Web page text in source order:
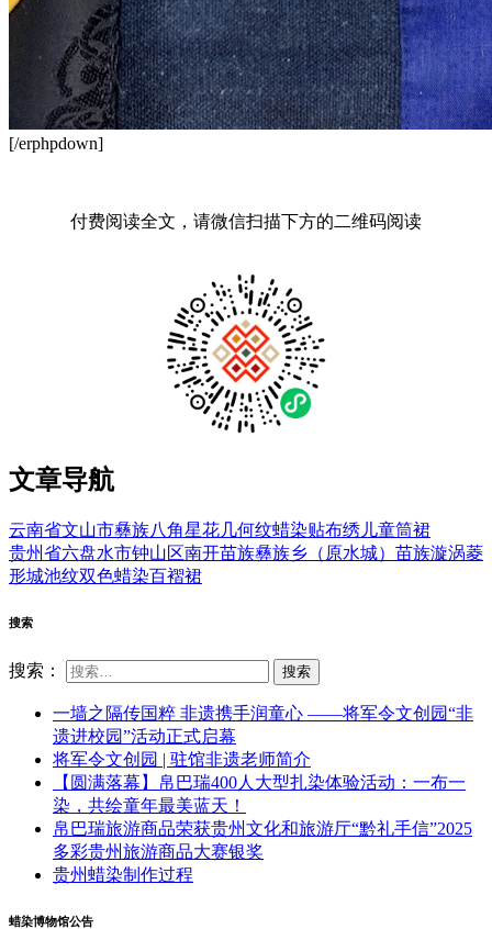
[/erphpdown]
付费阅读全文，请微信扫描下方的二维码阅读
文章导航
云南省文山市彝族八角星花几何纹蜡染贴布绣儿童筒裙
贵州省六盘水市钟山区南开苗族彝族乡（原水城）苗族漩涡菱
形城池纹双色蜡染百褶裙
搜索
搜索：
一墙之隔传国粹 非遗携手润童心 ——将军令文创园“非
遗进校园”活动正式启幕
将军令文创园 | 驻馆非遗老师简介
【圆满落幕】帛巴瑞400人大型扎染体验活动：一布一
染，共绘童年最美蓝天！
帛巴瑞旅游商品荣获贵州文化和旅游厅“黔礼手信”2025
多彩贵州旅游商品大赛银奖
贵州蜡染制作过程
蜡染博物馆公告